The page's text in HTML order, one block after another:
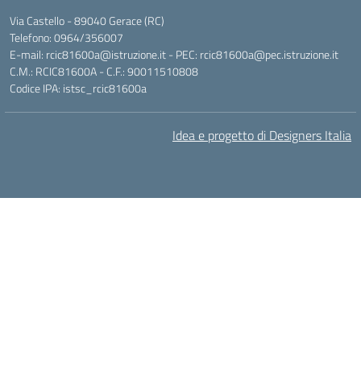
Via Castello - 89040 Gerace (RC)
Telefono: 0964/356007
E-mail: rcic81600a@istruzione.it - PEC: rcic81600a@pec.istruzione.it
C.M.: RCIC81600A - C.F.: 90011510808
Codice IPA: istsc_rcic81600a
Idea e progetto di Designers Italia